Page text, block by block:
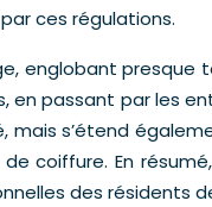
ces régulations.
englobant
passant par les
mais s’étend
coiffure. En
des résidents